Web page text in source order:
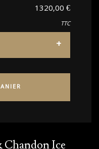
1320,00€
TTC
Chandon Ice